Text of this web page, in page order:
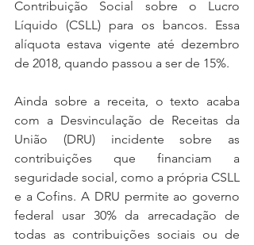
Contribuição Social sobre o Lucro
Líquido (CSLL) para os bancos. Essa
alíquota estava vigente até dezembro
de 2018, quando passou a ser de 15%.
Ainda sobre a receita, o texto acaba
com a Desvinculação de Receitas da
União (DRU) incidente sobre as
contribuições que financiam a
seguridade social, como a própria CSLL
e a Cofins. A DRU permite ao governo
federal usar 30% da arrecadação de
todas as contribuições sociais ou de